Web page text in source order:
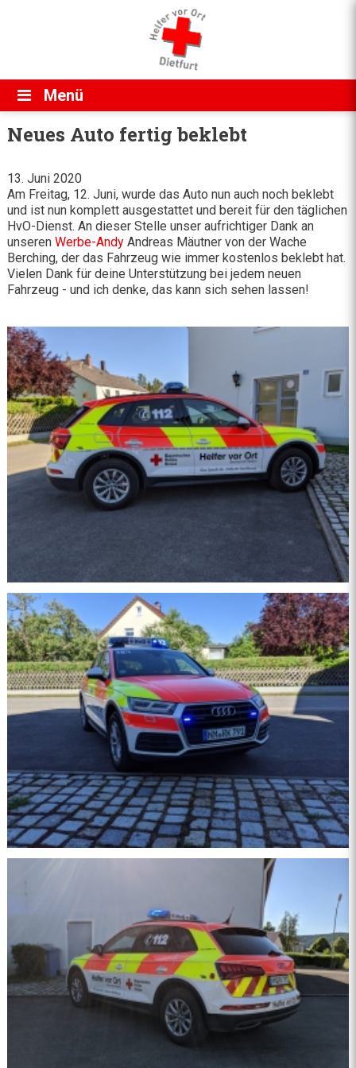
Menü
Neues Auto fertig beklebt
13. Juni 2020
Am Freitag, 12. Juni, wurde das Auto nun auch noch beklebt
und ist nun komplett ausgestattet und bereit für den täglichen
HvO-Dienst. An dieser Stelle unser aufrichtiger Dank an
unseren Werbe-Andy Andreas Mäutner von der Wache
Berching, der das Fahrzeug wie immer kostenlos beklebt hat.
Vielen Dank für deine Unterstützung bei jedem neuen
Fahrzeug - und ich denke, das kann sich sehen lassen!